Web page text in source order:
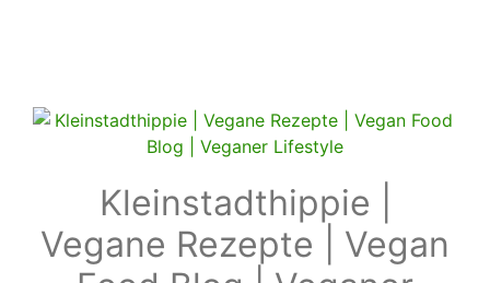
Kleinstadthippie |
Vegane Rezepte | Vegan